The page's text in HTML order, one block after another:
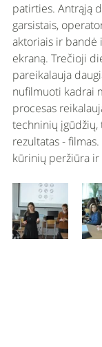
patirties. Antrąją
garsistais,
aktoriais ir bandė
ekraną. Trečioji
pareikalauja
nufilmuoti kadrai
procesas
techninių įgūdžių,
rezultatas -
kūrinių peržiūra